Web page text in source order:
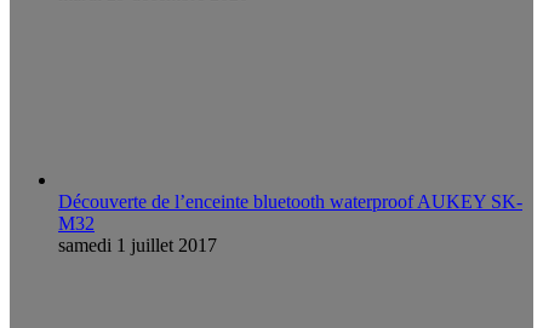
Découverte de l’enceinte bluetooth waterproof AUKEY SK-
M32
samedi 1 juillet 2017